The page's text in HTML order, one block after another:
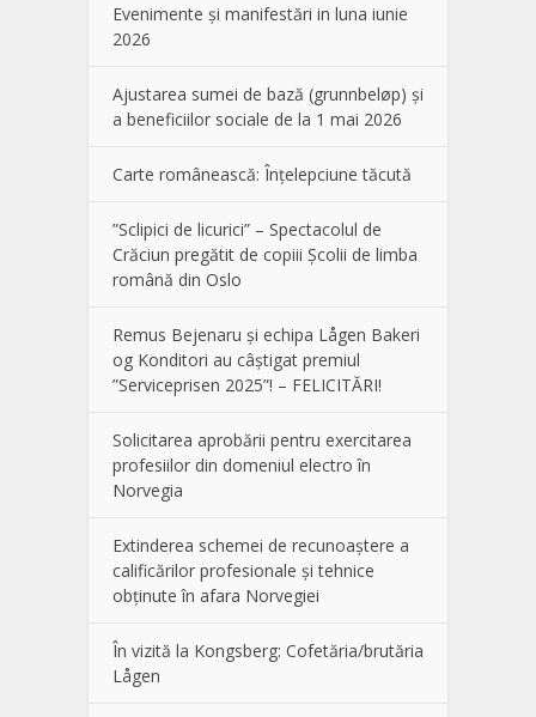
Evenimente și manifestări in luna iunie
2026
Ajustarea sumei de bază (grunnbeløp) și
a beneficiilor sociale de la 1 mai 2026
Carte românească: Înțelepciune tăcută
”Sclipici de licurici” – Spectacolul de
Crăciun pregătit de copiii Școlii de limba
română din Oslo
Remus Bejenaru și echipa Lågen Bakeri
og Konditori au câștigat premiul
”Serviceprisen 2025”! – FELICITĂRI!
Solicitarea aprobării pentru exercitarea
profesiilor din domeniul electro în
Norvegia
Extinderea schemei de recunoaștere a
calificărilor profesionale și tehnice
obținute în afara Norvegiei
În vizită la Kongsberg: Cofetăria/brutăria
Lågen